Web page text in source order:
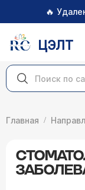
🔥
ЦЭЛТ
Главная